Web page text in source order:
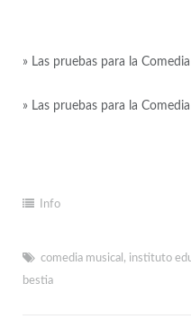
» Las pruebas para la
» Las pruebas para la
Info
comedia musical , instituto
bestia